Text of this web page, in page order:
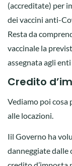
(accreditate) per
dei vaccini anti-
Resta da
vaccinale la
assegnata agli
Credito
Vediamo poi cosa
alle locazioni.
Iil Governo ha
danneggiate dalle